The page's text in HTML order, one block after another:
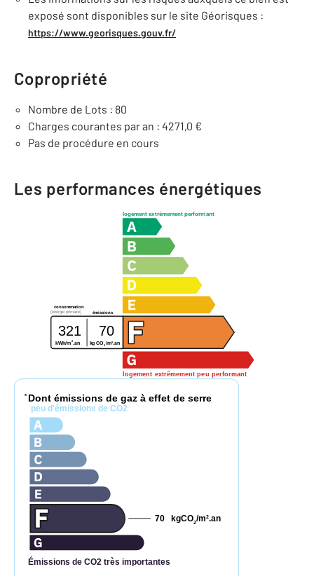
exposé sont disponibles sur le site Géorisques :
https://www.georisques.gouv.fr/
Copropriété
Nombre de Lots : 80
Charges courantes par an : 4271,0 €
Pas de procédure en cours
Les performances énergétiques
logement extrêmement performant
logement extrêmement peu performant
consommation
émissions
(énergie primaire)
321 70
kWh/m 2 .an kg CO2/m2 .an
* Dont émissions de gaz à effet de serre
peu d'émissions de CO2
Émissions de CO2 très importantes
kgCO2/m2.an
70